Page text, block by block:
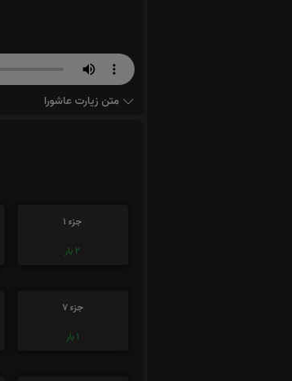
متن زیارت عاشورا
جزء 1
2 بار
جزء 7
1 بار